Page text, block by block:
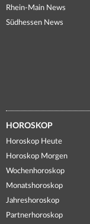
Rhein-Main News
Südhessen News
HOROSKOP
Horoskop Heute
Horoskop Morgen
Wochenhoroskop
Monatshoroskop
Jahreshoroskop
Partnerhoroskop